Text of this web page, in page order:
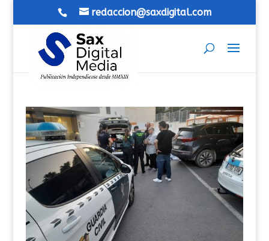
redaccion@saxdigital.com